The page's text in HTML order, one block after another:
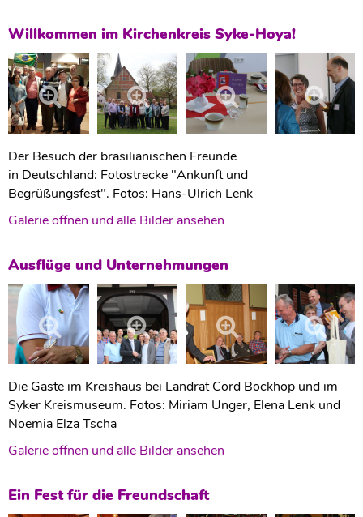
Willkommen im Kirchenkreis Syke-Hoya!
Der Besuch der brasilianischen Freunde
in Deutschland: Fotostrecke "Ankunft und
Begrüßungsfest". Fotos: Hans-Ulrich Lenk
Galerie öffnen und alle Bilder ansehen
Ausflüge und Unternehmungen
Die Gäste im Kreishaus bei Landrat Cord Bockhop und im
Syker Kreismuseum. Fotos: Miriam Unger, Elena Lenk und
Noemia Elza Tscha
Galerie öffnen und alle Bilder ansehen
Ein Fest für die Freundschaft